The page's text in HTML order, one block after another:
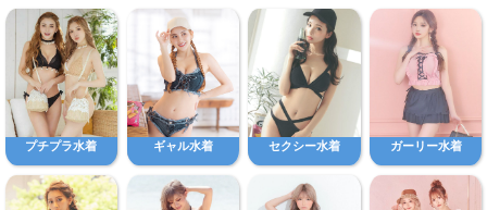
プチプラ水着 ギャル水着 セクシー水着 ガーリー水着